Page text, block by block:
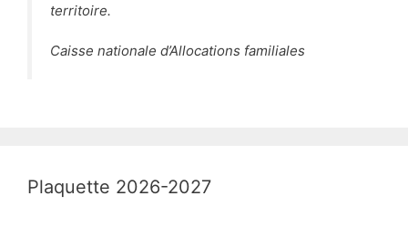
territoire.
Caisse nationale d’Allocations familiales
Plaquette 2026-2027